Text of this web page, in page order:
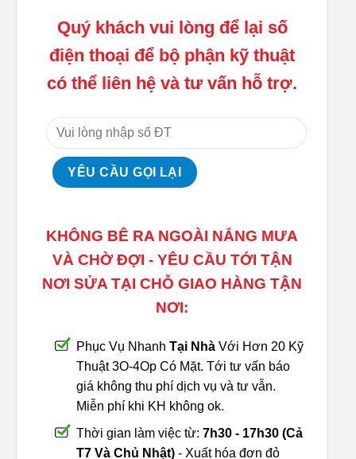
Quý khách vui lòng để lại số
điện thoại để bộ phận kỹ thuật
có thể liên hệ và tư vấn hỗ trợ.
KHÔNG BÊ RA NGOÀI NẮNG MƯA
VÀ CHỜ ĐỢI - YÊU CẦU TỚI TẬN
NƠI SỬA TẠI CHỖ GIAO HÀNG TẬN
NƠI:
Phục Vụ Nhanh Tại Nhà Với Hơn 20 Kỹ
Thuật 3O-4Op Có Mặt. Tới tư vấn báo
giá không thu phí dịch vụ và tư vẫn.
Miễn phí khi KH không ok.
Thời gian làm việc từ: 7h30 - 17h30 (Cả
T7 Và Chủ Nhật) - Xuất hóa đơn đỏ